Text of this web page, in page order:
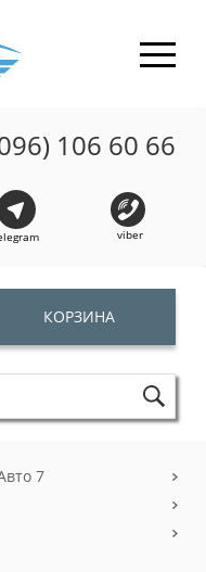
106 60 66
viber
КОРЗИНА
7